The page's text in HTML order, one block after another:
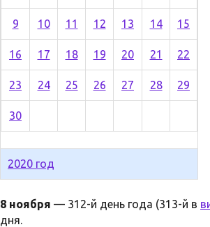
9 10 11 12 13 14 15
16 17 18 19 20 21 22
23 24 25 26 27 28 29
30
2020 год
8 ноября — 312-й день года (313-й в
дня.